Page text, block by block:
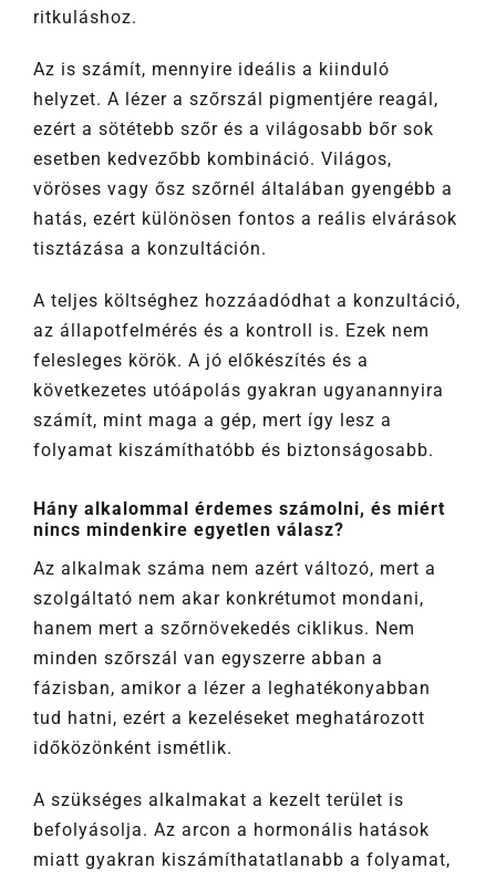
ritkuláshoz.
Az is számít, mennyire ideális a kiinduló
helyzet. A lézer a szőrszál pigmentjére reagál,
ezért a sötétebb szőr és a világosabb bőr sok
esetben kedvezőbb kombináció. Világos,
vöröses vagy ősz szőrnél általában gyengébb a
hatás, ezért különösen fontos a reális elvárások
tisztázása a konzultáción.
A teljes költséghez hozzáadódhat a konzultáció,
az állapotfelmérés és a kontroll is. Ezek nem
felesleges körök. A jó előkészítés és a
következetes utóápolás gyakran ugyanannyira
számít, mint maga a gép, mert így lesz a
folyamat kiszámíthatóbb és biztonságosabb.
Hány alkalommal érdemes számolni, és miért
nincs mindenkire egyetlen válasz?
Az alkalmak száma nem azért változó, mert a
szolgáltató nem akar konkrétumot mondani,
hanem mert a szőrnövekedés ciklikus. Nem
minden szőrszál van egyszerre abban a
fázisban, amikor a lézer a leghatékonyabban
tud hatni, ezért a kezeléseket meghatározott
időközönként ismétlik.
A szükséges alkalmakat a kezelt terület is
befolyásolja. Az arcon a hormonális hatások
miatt gyakran kiszámíthatatlanabb a folyamat,